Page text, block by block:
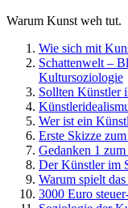
Warum Kunst weh tut.
Wie sich mit
Schattenwelt –
Kultursoziologie
Sollten Künstler
Wer ist ein
Erste Skizze
Gedanken 1
Der Künstler im
Warum spielt
3000 Euro